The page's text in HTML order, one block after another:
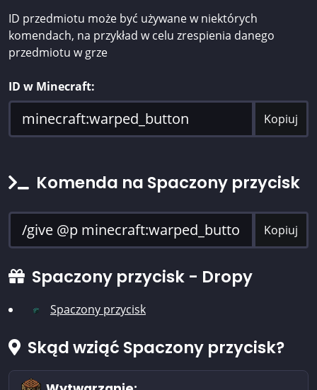
ID przedmiotu może być używane w niektórych
komendach, na przykład w celu zrespienia danego
przedmiotu w grze
ID w Minecraft:
Kopiuj
Komenda na Spaczony przycisk
Kopiuj
Spaczony przycisk - Dropy
Spaczony przycisk
Skąd wziąć Spaczony przycisk?